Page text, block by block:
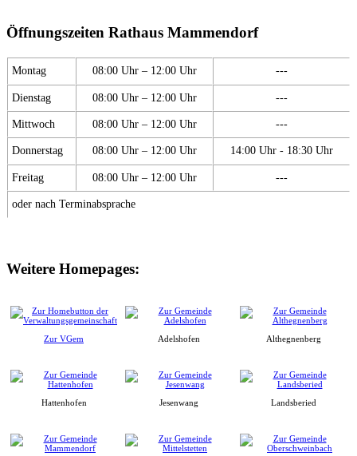
Öffnungszeiten Rathaus Mammendorf
Montag 08:00 Uhr – 12:00 Uhr ---
Dienstag 08:00 Uhr – 12:00 Uhr ---
Mittwoch 08:00 Uhr – 12:00 Uhr ---
Donnerstag 08:00 Uhr – 12:00 Uhr 14:00 Uhr - 18:30 Uhr
Freitag 08:00 Uhr – 12:00 Uhr ---
oder nach Terminabsprache
Weitere Homepages:
Zur VGem Adelshofen Althegnenberg
Hattenhofen Jesenwang Landsberied